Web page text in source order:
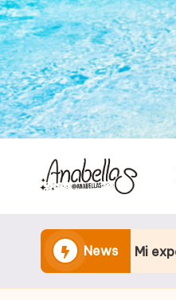
News
Mi experiencia